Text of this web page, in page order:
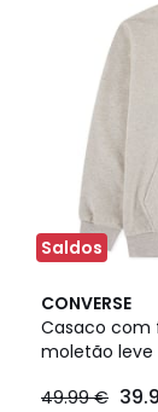
Saldos
CONVERSE
Casaco com
moletão leve
49.99 €